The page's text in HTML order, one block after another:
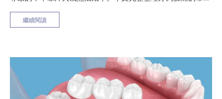
原因、有效緩解不適的方法，以及日常預防指南，教您如何正
確照顧牙齦健康。
繼續閱讀